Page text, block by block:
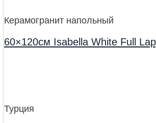
Керамогранит напольный
60×120см Isabella White Full
Турция